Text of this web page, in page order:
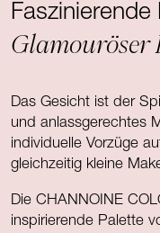
Faszinierende
Glamouröser
Das Gesicht ist der
und anlassgerechtes
individuelle Vorzüge
gleichzeitig kleine
Die CHANNOINE
inspirierende Palette